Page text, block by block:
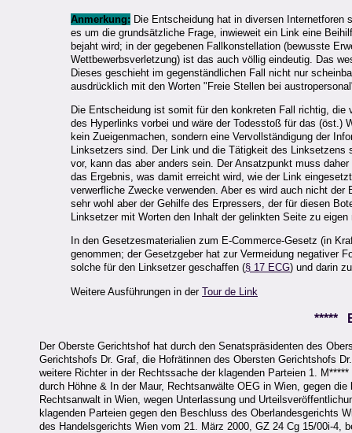
Anmerkung: Die Entscheidung hat in diversen Internetforen
es um die grundsätzliche Frage, inwieweit ein Link eine
bejaht wird; in der gegebenen Fallkonstellation (bewusste
Wettbewerbsverletzung) ist das auch völlig eindeutig. Das
Dieses geschieht im gegenständlichen Fall nicht nur
ausdrücklich mit den Worten "Freie Stellen bei
Die Entscheidung ist somit für den konkreten Fall richtig,
des Hyperlinks vorbei und wäre der Todesstoß für das (öst.)
kein Zueigenmachen, sondern eine Vervollständigung der
Linksetzers sind. Der Link und die Tätigkeit des
vor, kann das aber anders sein. Der Ansatzpunkt muss
das Ergebnis, was damit erreicht wird, wie der Link
verwerfliche Zwecke verwenden. Aber es wird auch nicht
sehr wohl aber der Gehilfe des Erpressers, der für diesen
Linksetzer mit Worten den Inhalt der gelinkten Seite zu eigen
In den Gesetzesmaterialien zum E-Commerce-Gesetz (in
genommen; der Gesetzgeber hat zur Vermeidung negativer
solche für den Linksetzer geschaffen (§ 17 ECG) und darin
Weitere Ausführungen in der Tour de Link
*****
Der Oberste Gerichtshof hat durch den Senatspräsidenten des
Gerichtshofs Dr. Graf, die Hofrätinnen des Obersten Gerichtshofs
weitere Richter in der Rechtssache der klagenden Parteien 1.
durch Höhne & In der Maur, Rechtsanwälte OEG in Wien, gegen
Rechtsanwalt in Wien, wegen Unterlassung und
klagenden Parteien gegen den Beschluss des Oberlandesgerichts
des Handelsgerichts Wien vom 21. März 2000, GZ 24 Cg 15/00i-4,